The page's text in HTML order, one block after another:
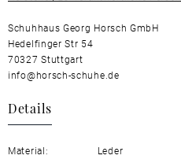
Schuhhaus Georg Horsch GmbH
Hedelfinger Str 54
70327 Stuttgart
info@horsch-schuhe.de
Details
Material:
Leder